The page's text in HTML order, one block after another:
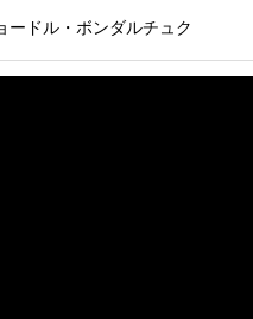
ードル・ボンダルチュク